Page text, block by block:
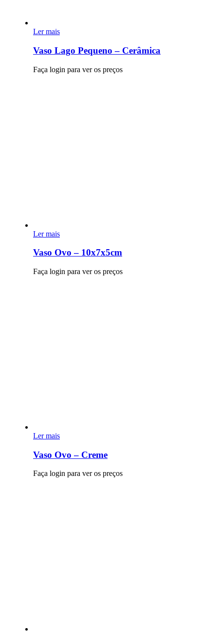
Ler mais
Vaso Lago Pequeno – Cerâmica
Faça login para ver os preços
Ler mais
Vaso Ovo – 10x7x5cm
Faça login para ver os preços
Ler mais
Vaso Ovo – Creme
Faça login para ver os preços